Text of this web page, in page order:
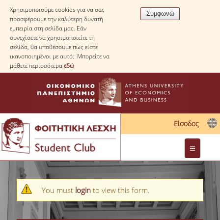
Χρησιμοποιούμε cookies για να σας
προσφέρουμε την καλύτερη δυνατή
εμπειρία στη σελίδα μας. Εάν
συνεχίσετε να χρησιμοποιείτε τη
σελίδα, θα υποθέσουμε πως είστε
ικανοποιημένοι με αυτό. Μπορείτε να
μάθετε περισσότεραεδώ
Είσοδος
Νομοθεσία
Μήνυμα προειδοποίησης
You must loginto view this form.